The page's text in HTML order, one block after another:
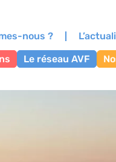
nous ?
Le réseau AVF